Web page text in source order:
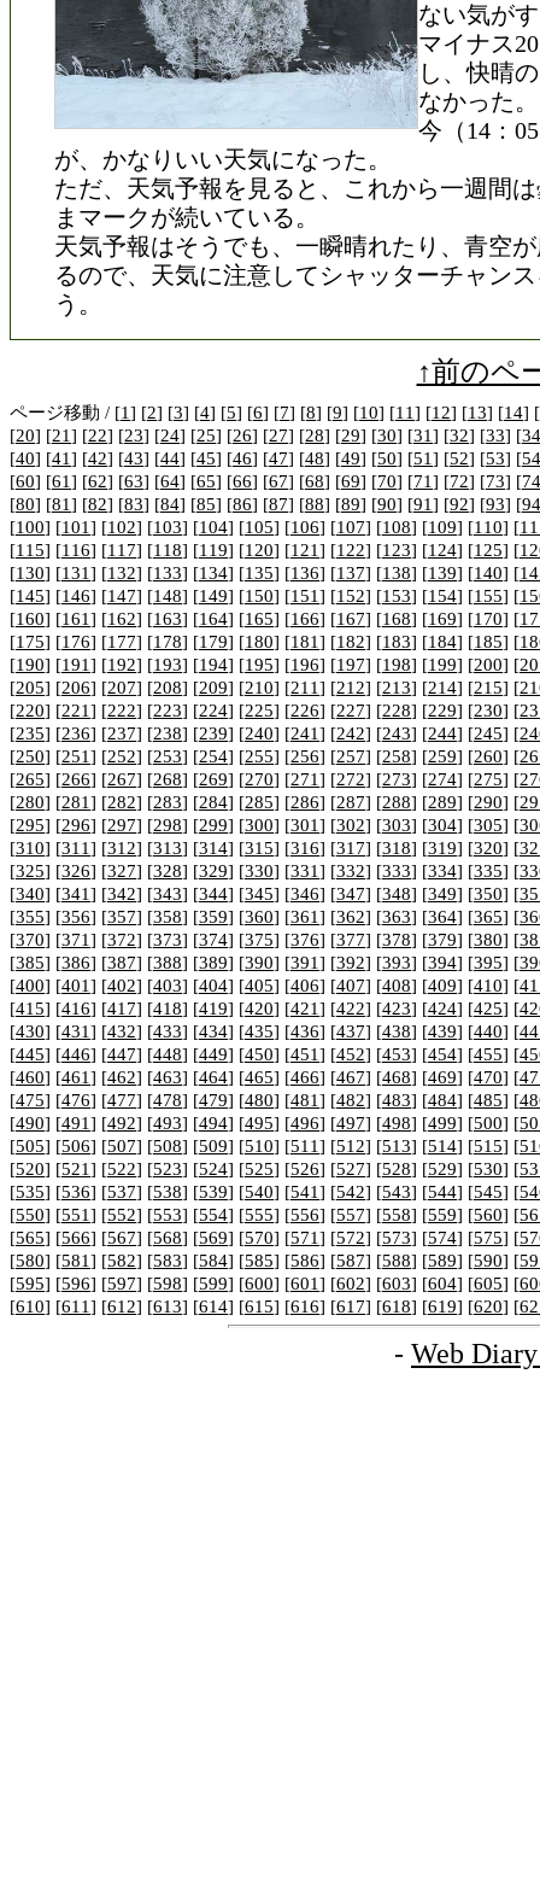
ない気が
マイナス
し、快晴
なかった。
今（14：
が、かなりいい天気になった。
ただ、天気予報を見ると、これから一週間
まマークが続いている。
天気予報はそうでも、一瞬晴れたり、青空
るので、天気に注意してシャッターチャン
う。
↑前のペ
ページ移動 / [1] [2] [3] [4] [5] [6] [7] [8] [9] [10] [11] [12] [13] [14] [
[20] [21] [22] [23] [24] [25] [26] [27] [28] [29] [30] [31] [32] [33] [34
[40] [41] [42] [43] [44] [45] [46] [47] [48] [49] [50] [51] [52] [53] [54
[60] [61] [62] [63] [64] [65] [66] [67] [68] [69] [70] [71] [72] [73] [74
[80] [81] [82] [83] [84] [85] [86] [87] [88] [89] [90] [91] [92] [93] [94
[100] [101] [102] [103] [104] [105] [106] [107] [108] [109] [110] [
[115] [116] [117] [118] [119] [120] [121] [122] [123] [124] [125] [
[130] [131] [132] [133] [134] [135] [136] [137] [138] [139] [140] [
[145] [146] [147] [148] [149] [150] [151] [152] [153] [154] [155] [
[160] [161] [162] [163] [164] [165] [166] [167] [168] [169] [170] [
[175] [176] [177] [178] [179] [180] [181] [182] [183] [184] [185] [
[190] [191] [192] [193] [194] [195] [196] [197] [198] [199] [200] [
[205] [206] [207] [208] [209] [210] [211] [212] [213] [214] [215] [
[220] [221] [222] [223] [224] [225] [226] [227] [228] [229] [230] [
[235] [236] [237] [238] [239] [240] [241] [242] [243] [244] [245] [
[250] [251] [252] [253] [254] [255] [256] [257] [258] [259] [260] [
[265] [266] [267] [268] [269] [270] [271] [272] [273] [274] [275] [
[280] [281] [282] [283] [284] [285] [286] [287] [288] [289] [290] [
[295] [296] [297] [298] [299] [300] [301] [302] [303] [304] [305] [
[310] [311] [312] [313] [314] [315] [316] [317] [318] [319] [320] [
[325] [326] [327] [328] [329] [330] [331] [332] [333] [334] [335] [
[340] [341] [342] [343] [344] [345] [346] [347] [348] [349] [350] [
[355] [356] [357] [358] [359] [360] [361] [362] [363] [364] [365] [
[370] [371] [372] [373] [374] [375] [376] [377] [378] [379] [380] [
[385] [386] [387] [388] [389] [390] [391] [392] [393] [394] [395] [
[400] [401] [402] [403] [404] [405] [406] [407] [408] [409] [410] [
[415] [416] [417] [418] [419] [420] [421] [422] [423] [424] [425] [
[430] [431] [432] [433] [434] [435] [436] [437] [438] [439] [440] [
[445] [446] [447] [448] [449] [450] [451] [452] [453] [454] [455] [
[460] [461] [462] [463] [464] [465] [466] [467] [468] [469] [470] [
[475] [476] [477] [478] [479] [480] [481] [482] [483] [484] [485] [
[490] [491] [492] [493] [494] [495] [496] [497] [498] [499] [500] [
[505] [506] [507] [508] [509] [510] [511] [512] [513] [514] [515] [
[520] [521] [522] [523] [524] [525] [526] [527] [528] [529] [530] [
[535] [536] [537] [538] [539] [540] [541] [542] [543] [544] [545] [
[550] [551] [552] [553] [554] [555] [556] [557] [558] [559] [560] [
[565] [566] [567] [568] [569] [570] [571] [572] [573] [574] [575] [
[580] [581] [582] [583] [584] [585] [586] [587] [588] [589] [590] [
[595] [596] [597] [598] [599] [600] [601] [602] [603] [604] [605] [
[610] [611] [612] [613] [614] [615] [616] [617] [618] [619] [620] [
- Web